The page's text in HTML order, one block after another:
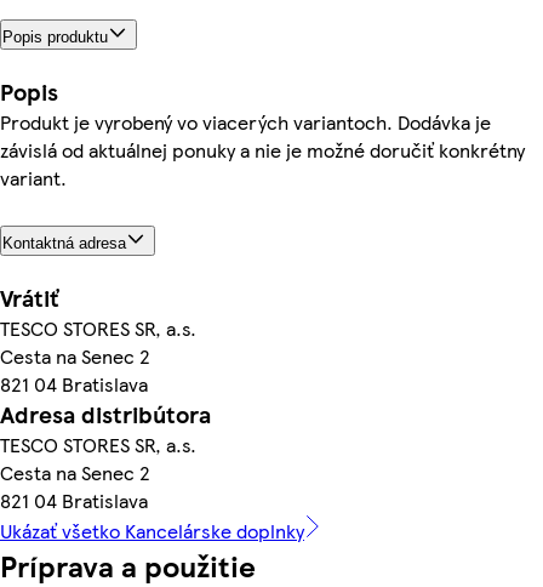
Popis produktu
Popis
Produkt je vyrobený vo viacerých variantoch. Dodávka je
závislá od aktuálnej ponuky a nie je možné doručiť konkrétny
variant.
Kontaktná adresa
Vrátiť
TESCO STORES SR, a.s.
Cesta na Senec 2
821 04 Bratislava
Adresa distribútora
TESCO STORES SR, a.s.
Cesta na Senec 2
821 04 Bratislava
Ukázať všetko Kancelárske doplnky
Príprava a použitie